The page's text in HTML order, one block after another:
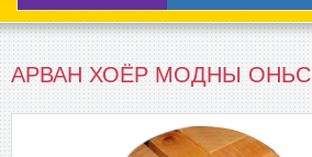
АРВАН ХОЁР МОДНЫ ОНЬС